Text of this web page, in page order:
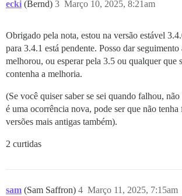
ecki (Bernd) Março 10, 2025, 8:21am
3
Obrigado pela nota, estou na versão estável
para 3.4.1 está pendente. Posso dar seguimento
melhorou, ou esperar pela 3.5 ou qualquer que
contenha a melhoria.
(Se você quiser saber se sei quando falhou, não
é uma ocorrência nova, pode ser que não
versões mais antigas também).
2 curtidas
sam (Sam Saffron) Março 11, 2025, 7:15am
4